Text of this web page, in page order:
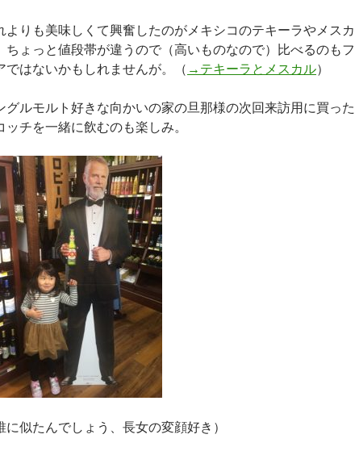
よりも美味しくて興奮したのがメキシコのテキーラやメスカ
ちょっと値段帯が違うので（高いものなので）比べるのもフ
ではないかもしれませんが。（ →テキーラとメスカル）
グルモルト好きな向かいの家の旦那様の次回来訪用に買った
ッチを一緒に飲むのも楽しみ。
に似たんでしょう、長女の変顔好き）